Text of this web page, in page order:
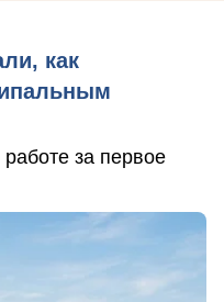
как
за первое